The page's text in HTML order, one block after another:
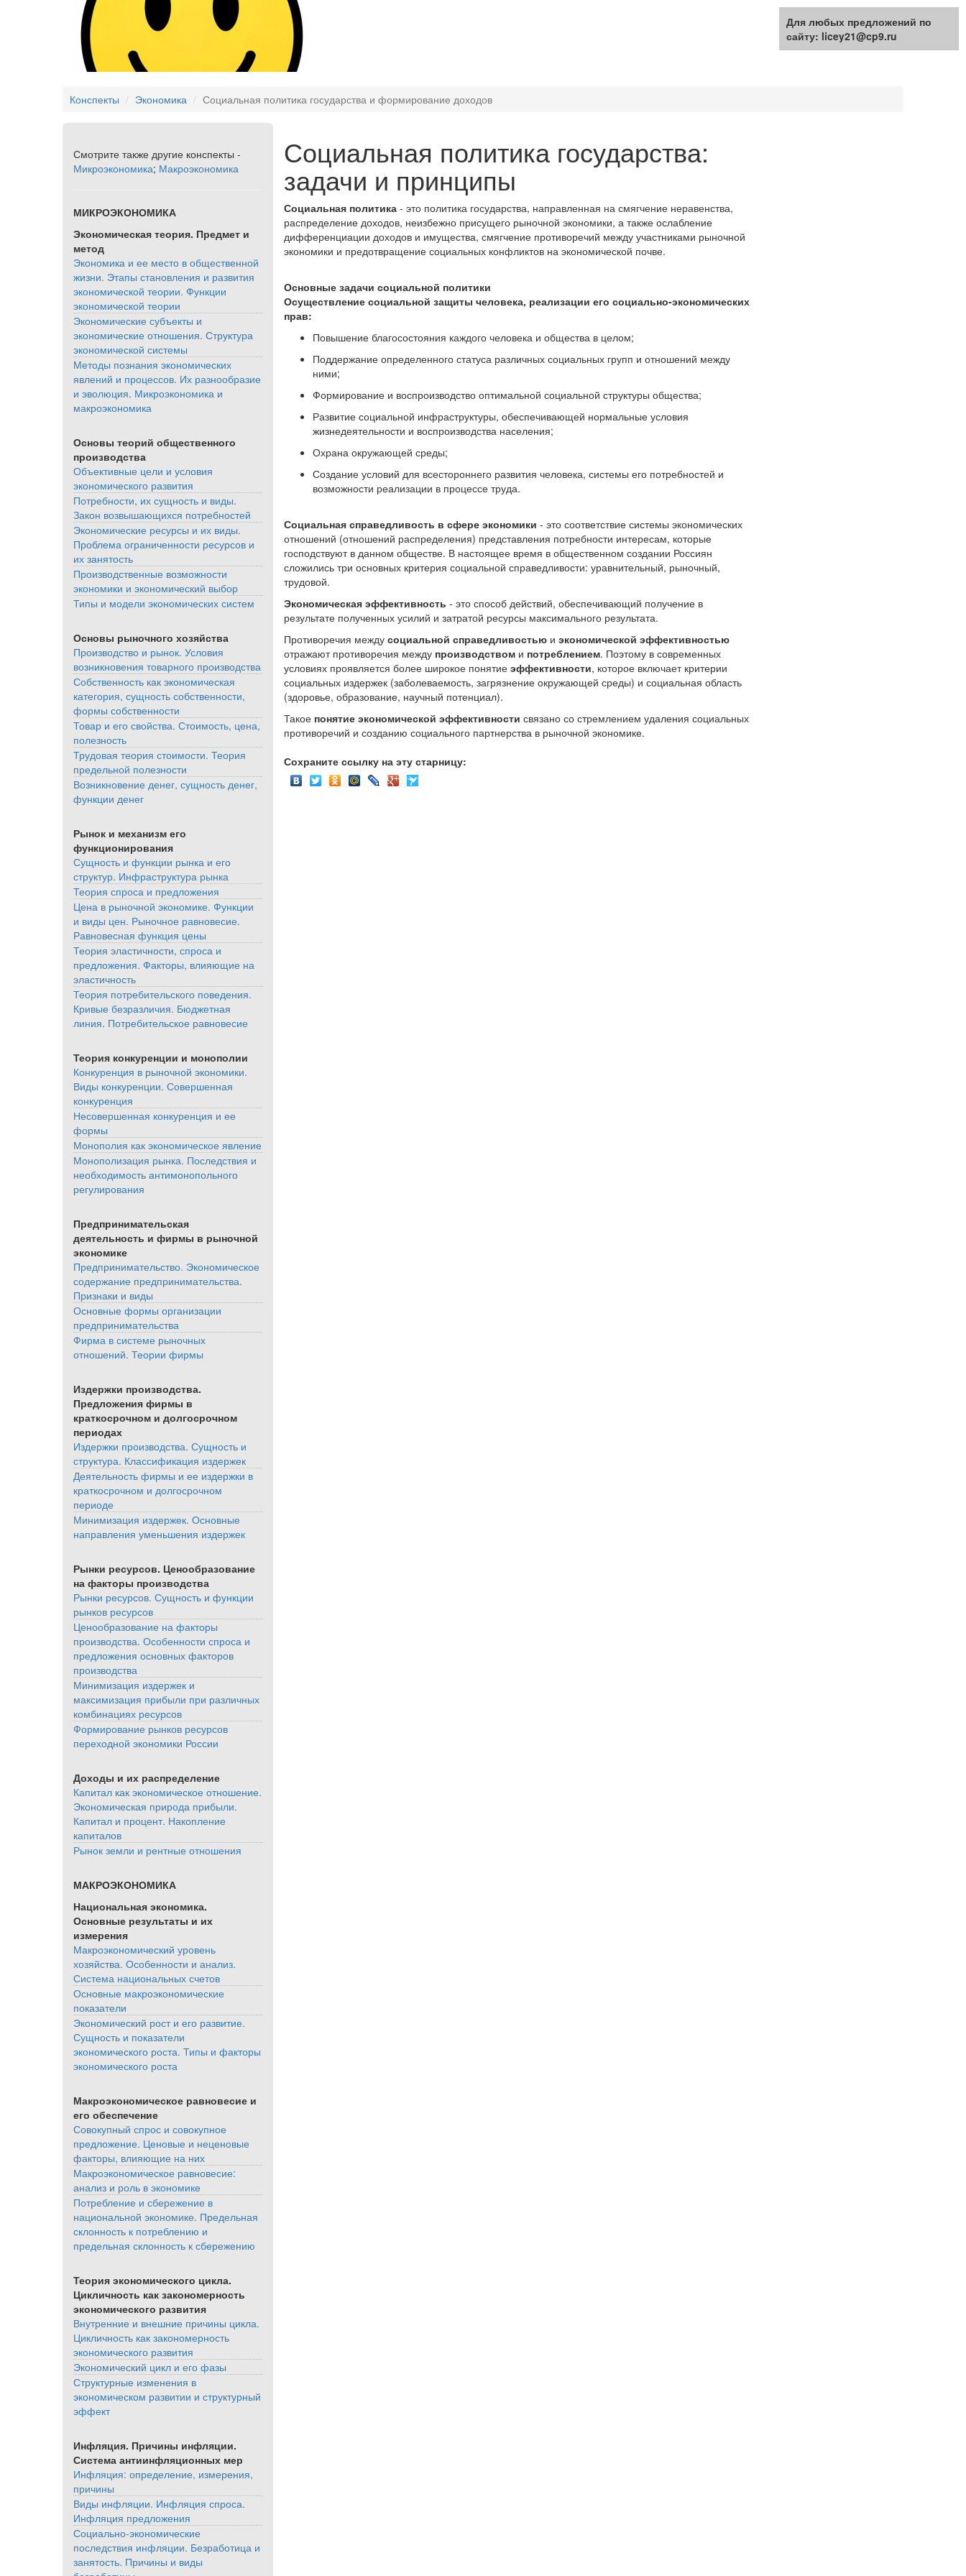
Конспекты Экономика Социальная политика государства и формирование доходов
Смотрите также другие конспекты -
Микроэкономика; Макроэкономика
МИКРОЭКОНОМИКА
Экономическая теория. Предмет и
метод
Экономика и ее место в общественной
жизни. Этапы становления и развития
экономической теории. Функции
экономической теории
Экономические субъекты и
экономические отношения. Структура
экономической системы
Методы познания экономических
явлений и процессов. Их разнообразие
и эволюция. Микроэкономика и
макроэкономика
Основы теорий общественного
производства
Объективные цели и условия
экономического развития
Потребности, их сущность и виды.
Закон возвышающихся потребностей
Экономические ресурсы и их виды.
Проблема ограниченности ресурсов и
их занятость
Производственные возможности
экономики и экономический выбор
Типы и модели экономических систем
Основы рыночного хозяйства
Производство и рынок. Условия
возникновения товарного производства
Собственность как экономическая
категория, сущность собственности,
формы собственности
Товар и его свойства. Стоимость, цена,
полезность
Трудовая теория стоимости. Теория
предельной полезности
Возникновение денег, сущность денег,
функции денег
Рынок и механизм его
функционирования
Сущность и функции рынка и его
структур. Инфраструктура рынка
Теория спроса и предложения
Цена в рыночной экономике. Функции
и виды цен. Рыночное равновесие.
Равновесная функция цены
Теория эластичности, спроса и
предложения. Факторы, влияющие на
эластичность
Теория потребительского поведения.
Кривые безразличия. Бюджетная
линия. Потребительское равновесие
Теория конкуренции и монополии
Конкуренция в рыночной экономики.
Виды конкуренции. Совершенная
конкуренция
Несовершенная конкуренция и ее
формы
Монополия как экономическое явление
Монополизация рынка. Последствия и
необходимость антимонопольного
регулирования
Предпринимательская
деятельность и фирмы в рыночной
экономике
Предпринимательство. Экономическое
содержание предпринимательства.
Признаки и виды
Основные формы организации
предпринимательства
Фирма в системе рыночных
отношений. Теории фирмы
Издержки производства.
Предложения фирмы в
краткосрочном и долгосрочном
периодах
Издержки производства. Сущность и
структура. Классификация издержек
Деятельность фирмы и ее издержки в
краткосрочном и долгосрочном
периоде
Минимизация издержек. Основные
направления уменьшения издержек
Рынки ресурсов. Ценообразование
на факторы производства
Рынки ресурсов. Сущность и функции
рынков ресурсов
Ценообразование на факторы
производства. Особенности спроса и
предложения основных факторов
производства
Минимизация издержек и
максимизация прибыли при различных
комбинациях ресурсов
Формирование рынков ресурсов
переходной экономики России
Доходы и их распределение
Капитал как экономическое отношение.
Экономическая природа прибыли.
Капитал и процент. Накопление
капиталов
Рынок земли и рентные отношения
МАКРОЭКОНОМИКА
Национальная экономика.
Основные результаты и их
измерения
Макроэкономический уровень
хозяйства. Особенности и анализ.
Система национальных счетов
Основные макроэкономические
показатели
Экономический рост и его развитие.
Сущность и показатели
экономического роста. Типы и факторы
экономического роста
Макроэкономическое равновесие и
его обеспечение
Совокупный спрос и совокупное
предложение. Ценовые и неценовые
факторы, влияющие на них
Макроэкономическое равновесие:
анализ и роль в экономике
Потребление и сбережение в
национальной экономике. Предельная
склонность к потреблению и
предельная склонность к сбережению
Теория экономического цикла.
Цикличность как закономерность
экономического развития
Внутренние и внешние причины цикла.
Цикличность как закономерность
экономического развития
Экономический цикл и его фазы
Структурные изменения в
экономическом развитии и структурный
эффект
Инфляция. Причины инфляции.
Система антиинфляционных мер
Инфляция: определение, измерения,
причины
Виды инфляции. Инфляция спроса.
Инфляция предложения
Социально-экономические
последствия инфляции. Безработица и
занятость. Причины и виды
Социальная политика государства:
задачи и принципы
Социальная политика- это политика государства, направленная на смягчение неравенства,
распределение доходов, неизбежно присущего рыночной экономики, а также ослабление
дифференциации доходов и имущества, смягчение противоречий между участниками рыночной
экономики и предотвращение социальных конфликтов на экономической почве.
Основные задачи социальной политики
Осуществление социальной защиты человека, реализации его социально-экономических
прав:
Повышение благосостояния каждого человека и общества в целом;
Поддержание определенного статуса различных социальных групп и отношений между
ними;
Формирование и воспроизводство оптимальной социальной структуры общества;
Развитие социальной инфраструктуры, обеспечивающей нормальные условия
жизнедеятельности и воспроизводства населения;
Охрана окружающей среды;
Создание условий для всестороннего развития человека, системы его потребностей и
возможности реализации в процессе труда.
Социальная справедливость в сфере экономики - это соответствие системы экономических
отношений (отношений распределения) представления потребности интересам, которые
господствуют в данном обществе. В настоящее время в общественном создании Россиян
сложились три основных критерия социальной справедливости: уравнительный, рыночный,
трудовой.
Экономическая эффективность - это способ действий, обеспечивающий получение в
результате полученных усилий и затратой ресурсы максимального результата.
Противоречия между социальной справедливостьюи экономической эффективностью
отражают противоречия между производствоми потреблением. Поэтому в современных
условиях проявляется более широкое понятие эффективности, которое включает критерии
социальных издержек (заболеваемость, загрязнение окружающей среды) и социальная область
(здоровье, образование, научный потенциал).
Такое понятие экономической эффективности связано со стремлением удаления социальных
противоречий и созданию социального партнерства в рыночной экономике.
Сохраните ссылку на эту старницу:
Для любых предложений по
сайту: licey21@cp9.ru